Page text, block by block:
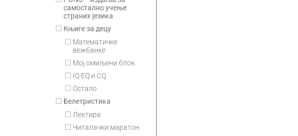
самостално учење
страних језика
Књиге за децу
Математичке
вежбанке
Мој омиљени блок
IQ EQ и CQ
Остало
Белетристика
Лектира
Читалачки маратон